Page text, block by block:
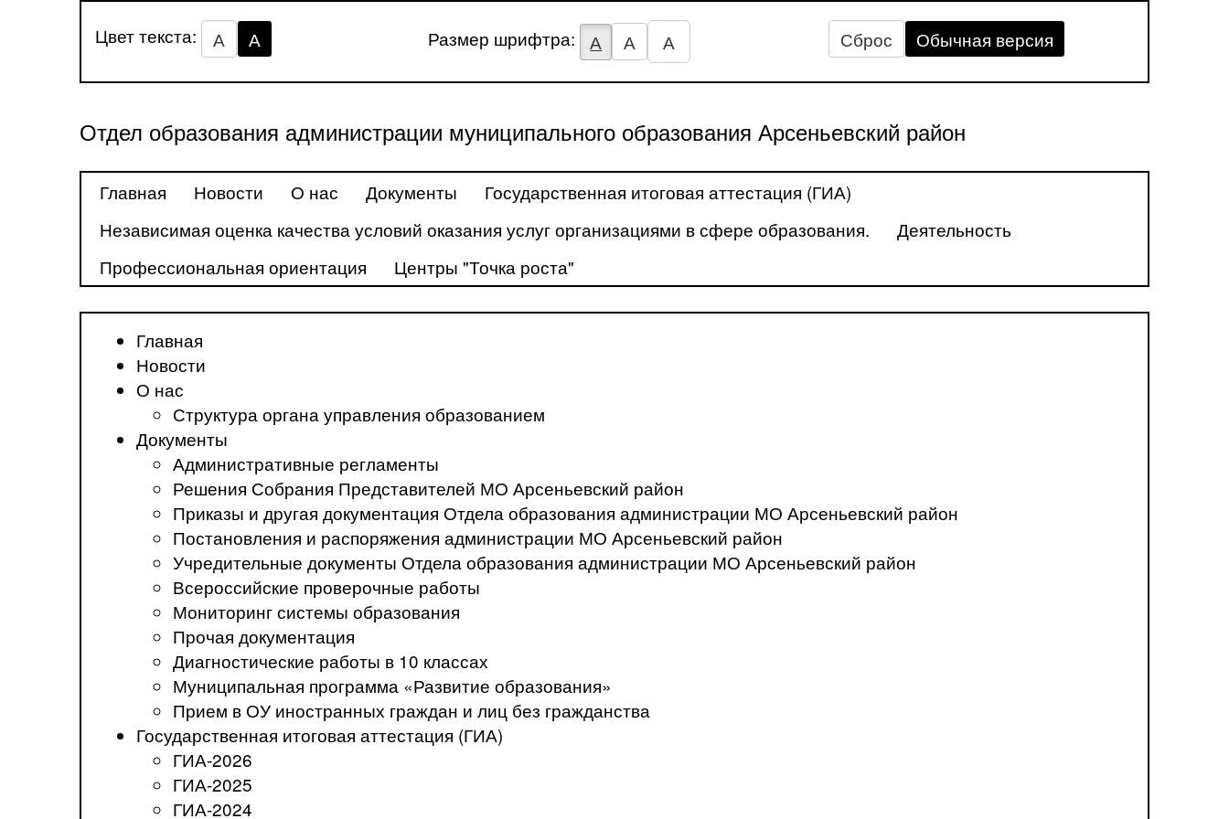
Цвет текста: А А Размер шрифтра: А А А Сброс Обычная версия
Отдел образования администрации муниципального образования Арсеньевский район
Главная Новости О нас Документы
Государственная итоговая аттестация (ГИА)
Независимая оценка качества условий оказания услуг организациями в сфере образования.
Деятельность
Профессиональная ориентация
Центры "Точка роста"
Главная
Новости
О нас
Структура органа управления образованием
Документы
Административные регламенты
Решения Собрания Представителей МО Арсеньевский район
Приказы и другая документация Отдела образования администрации МО Арсеньевский район
Постановления и распоряжения администрации МО Арсеньевский район
Учредительные документы Отдела образования администрации МО Арсеньевский район
Всероссийские проверочные работы
Мониторинг системы образования
Прочая документация
Диагностические работы в 10 классах
Муниципальная программа «Развитие образования»
Прием в ОУ иностранных граждан и лиц без гражданства
Государственная итоговая аттестация (ГИА)
ГИА-2026
ГИА-2025
ГИА-2024